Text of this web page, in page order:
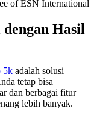
of ESN International
Hasil
5k adalah solusi
tetap bisa
dan berbagai fitur
lebih banyak.